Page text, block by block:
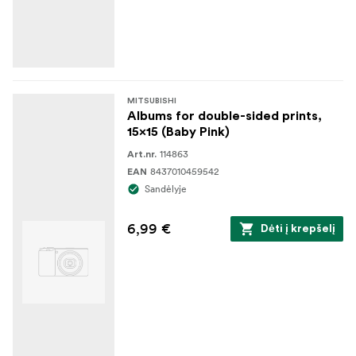
MITSUBISHI
Albums for double-sided prints,
15x15 (Baby Pink)
Art.nr. 114863
EAN 8437010459542
Sandėlyje
6,99 € Dėti į krepšelį